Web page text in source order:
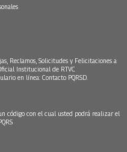
Reclamos, Solicitudes y Felicitaciones a
Institucional de RTVC
en línea: Contacto PQRSD.
código con el cual usted podrá realizar el